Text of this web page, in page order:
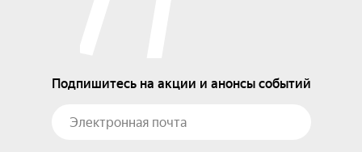
Подпишитесь на акции и анонсы событий